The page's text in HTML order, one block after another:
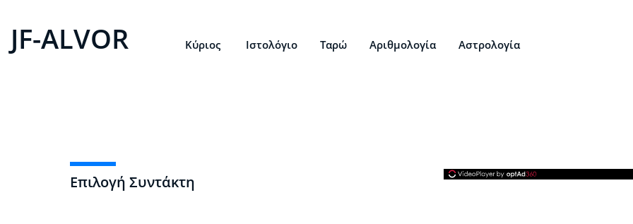
JF-ALVOR Κύριος Ιστολόγιο Ταρώ Αριθμολογία Αστρολογία
Επιλογή Συντάκτη